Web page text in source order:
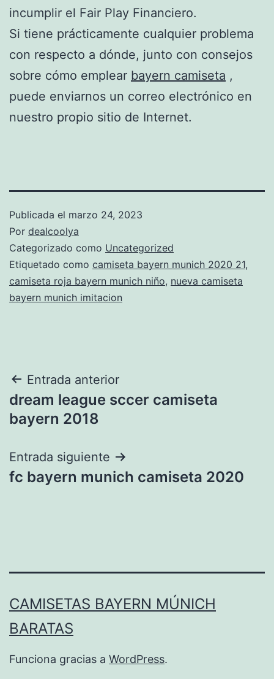
incumplir el Fair Play Financiero.
Si tiene prácticamente cualquier problema
con respecto a dónde, junto con consejos
sobre cómo emplear bayern camiseta ,
puede enviarnos un correo electrónico en
nuestro propio sitio de Internet.
Publicada el marzo 24, 2023
Por dealcoolya
Categorizado como Uncategorized
Etiquetado como camiseta bayern munich 2020 21,
camiseta roja bayern munich niño, nueva camiseta
bayern munich imitacion
Navegación
de
Entrada anterior
dream league sccer camiseta
bayern 2018
Entrada siguiente
fc bayern munich camiseta 2020
CAMISETAS BAYERN MÚNICH
BARATAS
Funciona gracias a WordPress.